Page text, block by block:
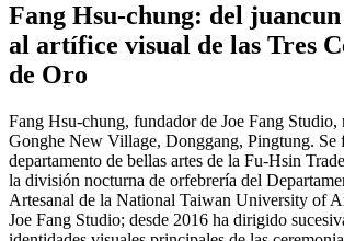
Fang Hsu-chung: del
al artífice visual de las Tres
de Oro
Fang Hsu-chung, fundador de Joe Fang Studio,
Gonghe New Village, Donggang, Pingtung. Se
departamento de bellas artes de la Fu-Hsin
la división nocturna de orfebrería del
Artesanal de la National Taiwan University of
Joe Fang Studio; desde 2016 ha dirigido